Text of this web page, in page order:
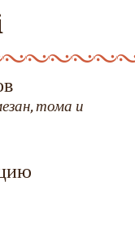
тома и